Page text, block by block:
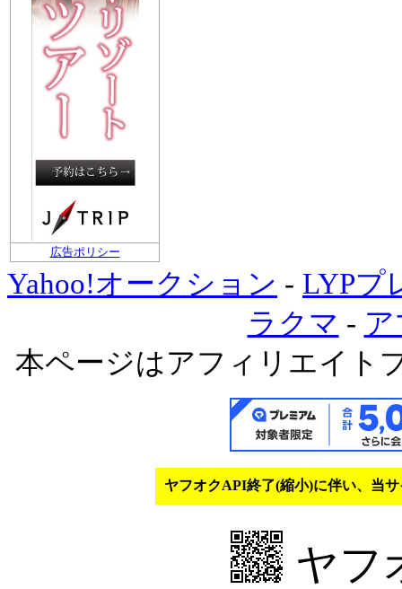
広告ポリシー
Yahoo!オークション - LYPプ
ラクマ -
本ページはアフィリエイト
ヤフオクAPI終了(縮小)に伴い、当
ヤフ